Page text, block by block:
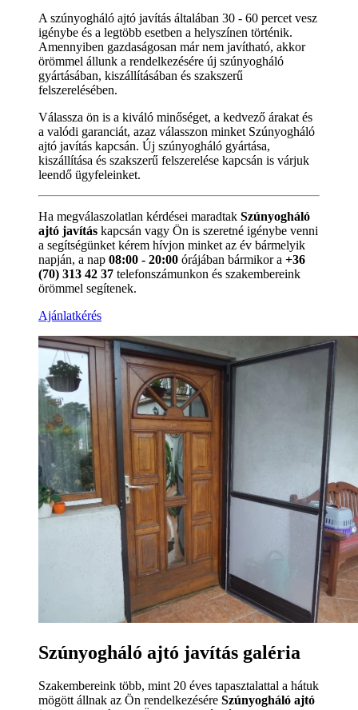
A szúnyogháló ajtó javítás általában 30 - 60 percet vesz
igénybe és a legtöbb esetben a helyszínen történik.
Amennyiben gazdaságosan már nem javítható, akkor
örömmel állunk a rendelkezésére új szúnyogháló
gyártásában, kiszállításában és szakszerű
felszerelésében.
Válassza ön is a kiváló minőséget, a kedvező árakat és
a valódi garanciát, azaz válasszon minket Szúnyogháló
ajtó javítás kapcsán. Új szúnyogháló gyártása,
kiszállítása és szakszerű felszerelése kapcsán is várjuk
leendő ügyfeleinket.
Ha megválaszolatlan kérdései maradtak Szúnyogháló
ajtó javítás kapcsán vagy Ön is szeretné igénybe venni
a segítségünket kérem hívjon minket az év bármelyik
napján, a nap 08:00 - 20:00 órájában bármikor a +36
(70) 313 42 37 telefonszámunkon és szakembereink
örömmel segítenek.
Ajánlatkérés
Szúnyogháló ajtó javítás galéria
Szakembereink több, mint 20 éves tapasztalattal a hátuk
mögött állnak az Ön rendelkezésére Szúnyogháló ajtó